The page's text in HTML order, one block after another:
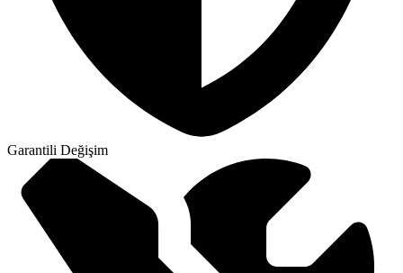
Garantili Değişim